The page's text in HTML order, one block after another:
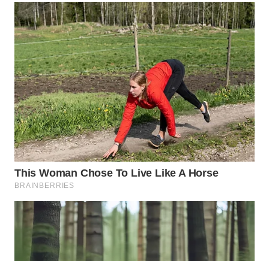
WN
KEPULAUAN
SERIBU
WN
TANGERANG
WN
BINJAI
WN
CIREBON
INDRAMAYU
WN
KUNINGAN